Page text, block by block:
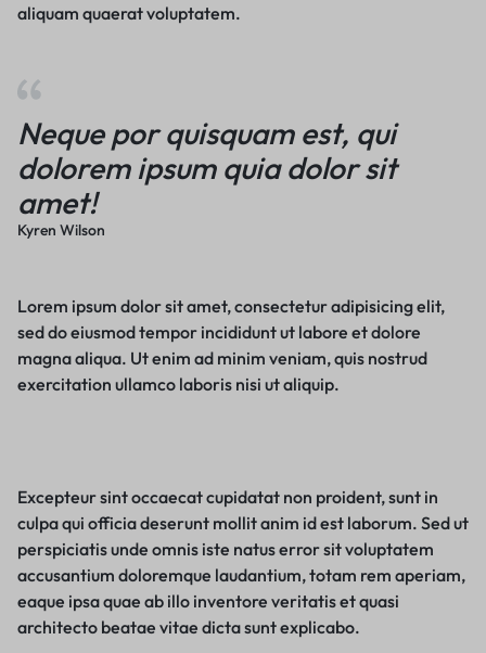
aliquam quaerat voluptatem.
Neque por quisquam est, qui
dolorem ipsum quia dolor sit
amet!
Kyren Wilson
Lorem ipsum dolor sit amet, consectetur adipisicing elit,
sed do eiusmod tempor incididunt ut labore et dolore
magna aliqua. Ut enim ad minim veniam, quis nostrud
exercitation ullamco laboris nisi ut aliquip.
Excepteur sint occaecat cupidatat non proident, sunt in
culpa qui officia deserunt mollit anim id est laborum. Sed ut
perspiciatis unde omnis iste natus error sit voluptatem
accusantium doloremque laudantium, totam rem aperiam,
eaque ipsa quae ab illo inventore veritatis et quasi
architecto beatae vitae dicta sunt explicabo.